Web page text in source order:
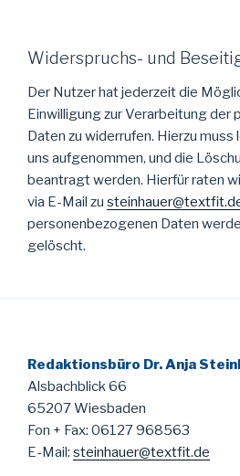
Widerspruchs- und
Der Nutzer hat jederzeit die
Einwilligung zur Verarbeitung der
Daten zu widerrufen. Hierzu
uns aufgenommen, und die
beantragt werden. Hierfür raten
via E-Mail zu
personenbezogenen Daten
gelöscht.
Redaktionsbüro Dr. Anja
Alsbachblick 66
65207 Wiesbaden
Fon + Fax: 06127 968563
E-Mail: steinhauer@textfit.de